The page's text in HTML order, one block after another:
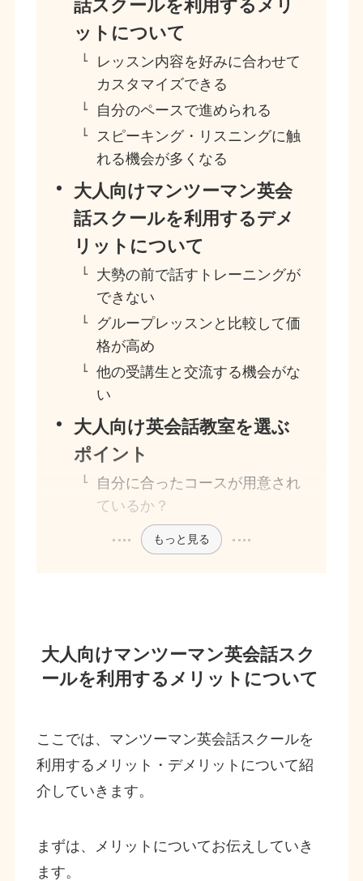
話スクールを利用するメリ
ットについて
レッスン内容を好みに合わせて
カスタマイズできる
自分のペースで進められる
スピーキング・リスニングに触
れる機会が多くなる
大人向けマンツーマン英会
話スクールを利用するデメ
リットについて
大勢の前で話すトレーニングが
できない
グループレッスンと比較して価
格が高め
他の受講生と交流する機会がな
い
大人向け英会話教室を選ぶ
ポイント
自分に合ったコースが用意され
ているか？
もっと見る
大人向けマンツーマン英会話スク
ールを利用するメリットについて
ここでは、マンツーマン英会話スクールを
利用するメリット・デメリットについて紹
介していきます。
まずは、メリットについてお伝えしていき
ます。